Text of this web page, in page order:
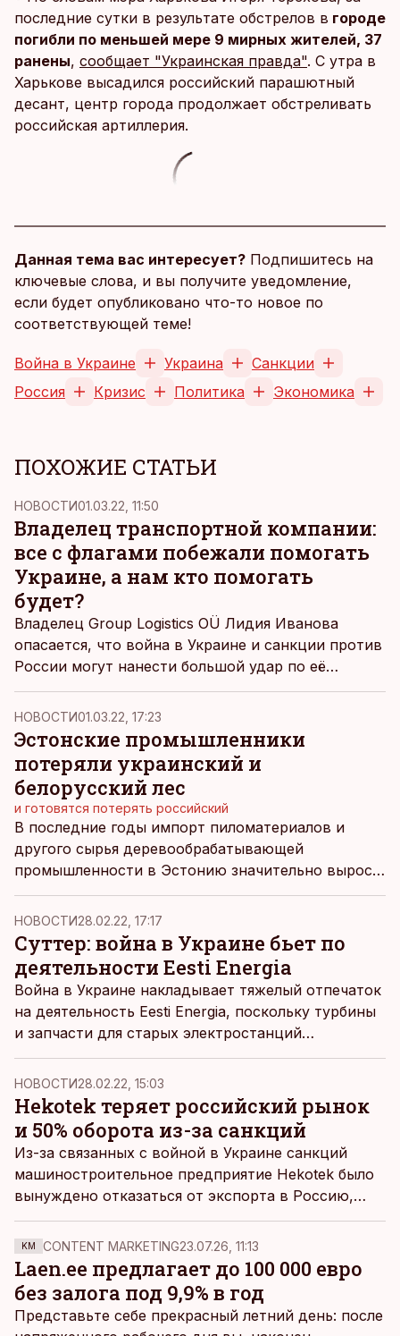
последние сутки в результате обстрелов в городе
погибли по меньшей мере 9 мирных жителей, 37
ранены, сообщает "Украинская правда". С утра в
Харькове высадился российский парашютный
десант, центр города продолжает обстреливать
российская артиллерия.
Данная тема вас интересует? Подпишитесь на
ключевые слова, и вы получите уведомление,
если будет опубликовано что-то новое по
соответствующей теме!
Война в Украине Украина
Санкции
Россия
Кризис Политика Экономика
ПОХОЖИЕ СТАТЬИ
НОВОСТИ01.03.22, 11:50
Владелец транспортной компании:
все с флагами побежали помогать
Украине, а нам кто помогать
будет?
Владелец Group Logistics OÜ Лидия Иванова
опасается, что война в Украине и санкции против
России могут нанести большой удар по её
бизнесу и по многим другим эстонским
компаниям. Она считает, что правительство
должно оказать бизнесу информационную
поддержку.
НОВОСТИ01.03.22, 17:23
Эстонские промышленники
потеряли украинский и
белорусский лес
и готовятся потерять российский
В последние годы импорт пиломатериалов и
другого сырья деревообрабатывающей
промышленности в Эстонию значительно вырос.
Почти треть импорта пришлась на Россию,
поэтому война в Украине может серьезно
сказаться на деревообрабатывающих компаниях
Эстонии.
НОВОСТИ28.02.22, 17:17
Суттер: война в Украине бьет по
деятельности Eesti Energia
Война в Украине накладывает тяжелый отпечаток
на деятельность Eesti Energia, поскольку турбины
и запчасти для старых электростанций
производятся в России, а на Нарвском карьере
много оборудования, связанного с Украиной,
Беларусью и Россией, сказал глава госкомпании
Хандо Суттер.
НОВОСТИ28.02.22, 15:03
Hekotek теряет российский рынок
и 50% оборота из-за санкций
Из-за связанных с войной в Украине санкций
машиностроительное предприятие Hekotek было
вынуждено отказаться от экспорта в Россию,
который приносил компании около половины
общего оборота, пишетÄripäev. По словам главы
Hekotek Хейки Эйнпаула, надежды на то, что
ситуация стабилизируется до смены власти в
России, нет.
KM CONTENT MARKETING23.07.26, 11:13
Laen.ee предлагает до 100 000 евро
без залога под 9,9% в год
Представьте себе прекрасный летний день: после